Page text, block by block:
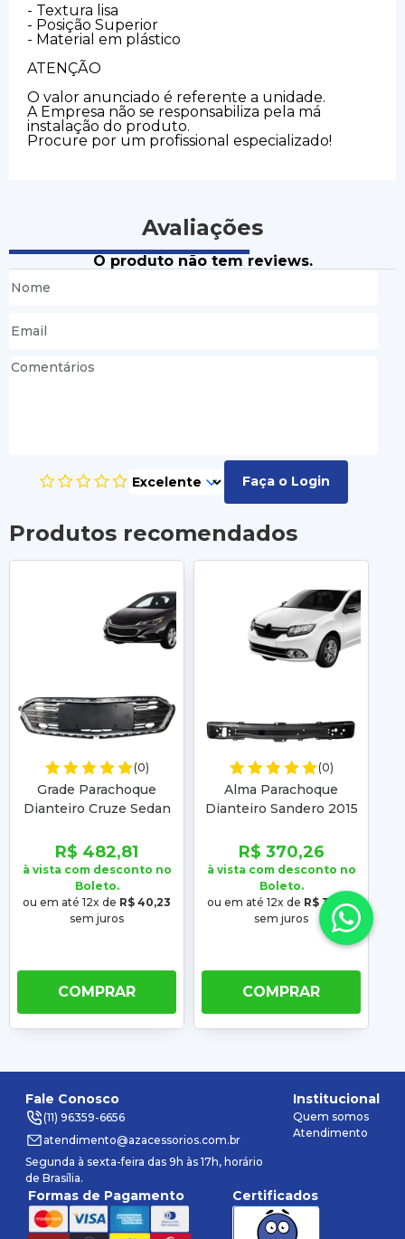
- Textura lisa
- Posição Superior
- Material em plástico
ATENÇÃO
O valor anunciado é referente a unidade.
A Empresa não se responsabiliza pela má
instalação do produto.
Procure por um profissional especializado!
Avaliações
O produto não tem reviews.
Faça o Login
Produtos recomendados
(0)
Grade Parachoque
Dianteiro Cruze Sedan
Com Suporte Placa
R$ 482,81
à vista com desconto no
Boleto.
ou em até 12x de R$ 40,23
sem juros
COMPRAR
(0)
Alma Parachoque
Dianteiro Sandero 2015
Logan 2014 2015 2016
2017 2018 2019
R$ 370,26
à vista com desconto no
Boleto.
ou em até 12x de R$ 30,86
sem juros
COMPRAR
Fale Conosco
(11) 96359-6656
atendimento@azacessorios.com.br
Segunda à sexta-feira das 9h às 17h, horário
de Brasília.
Institucional
Quem somos
Atendimento
Formas de Pagamento Certificados